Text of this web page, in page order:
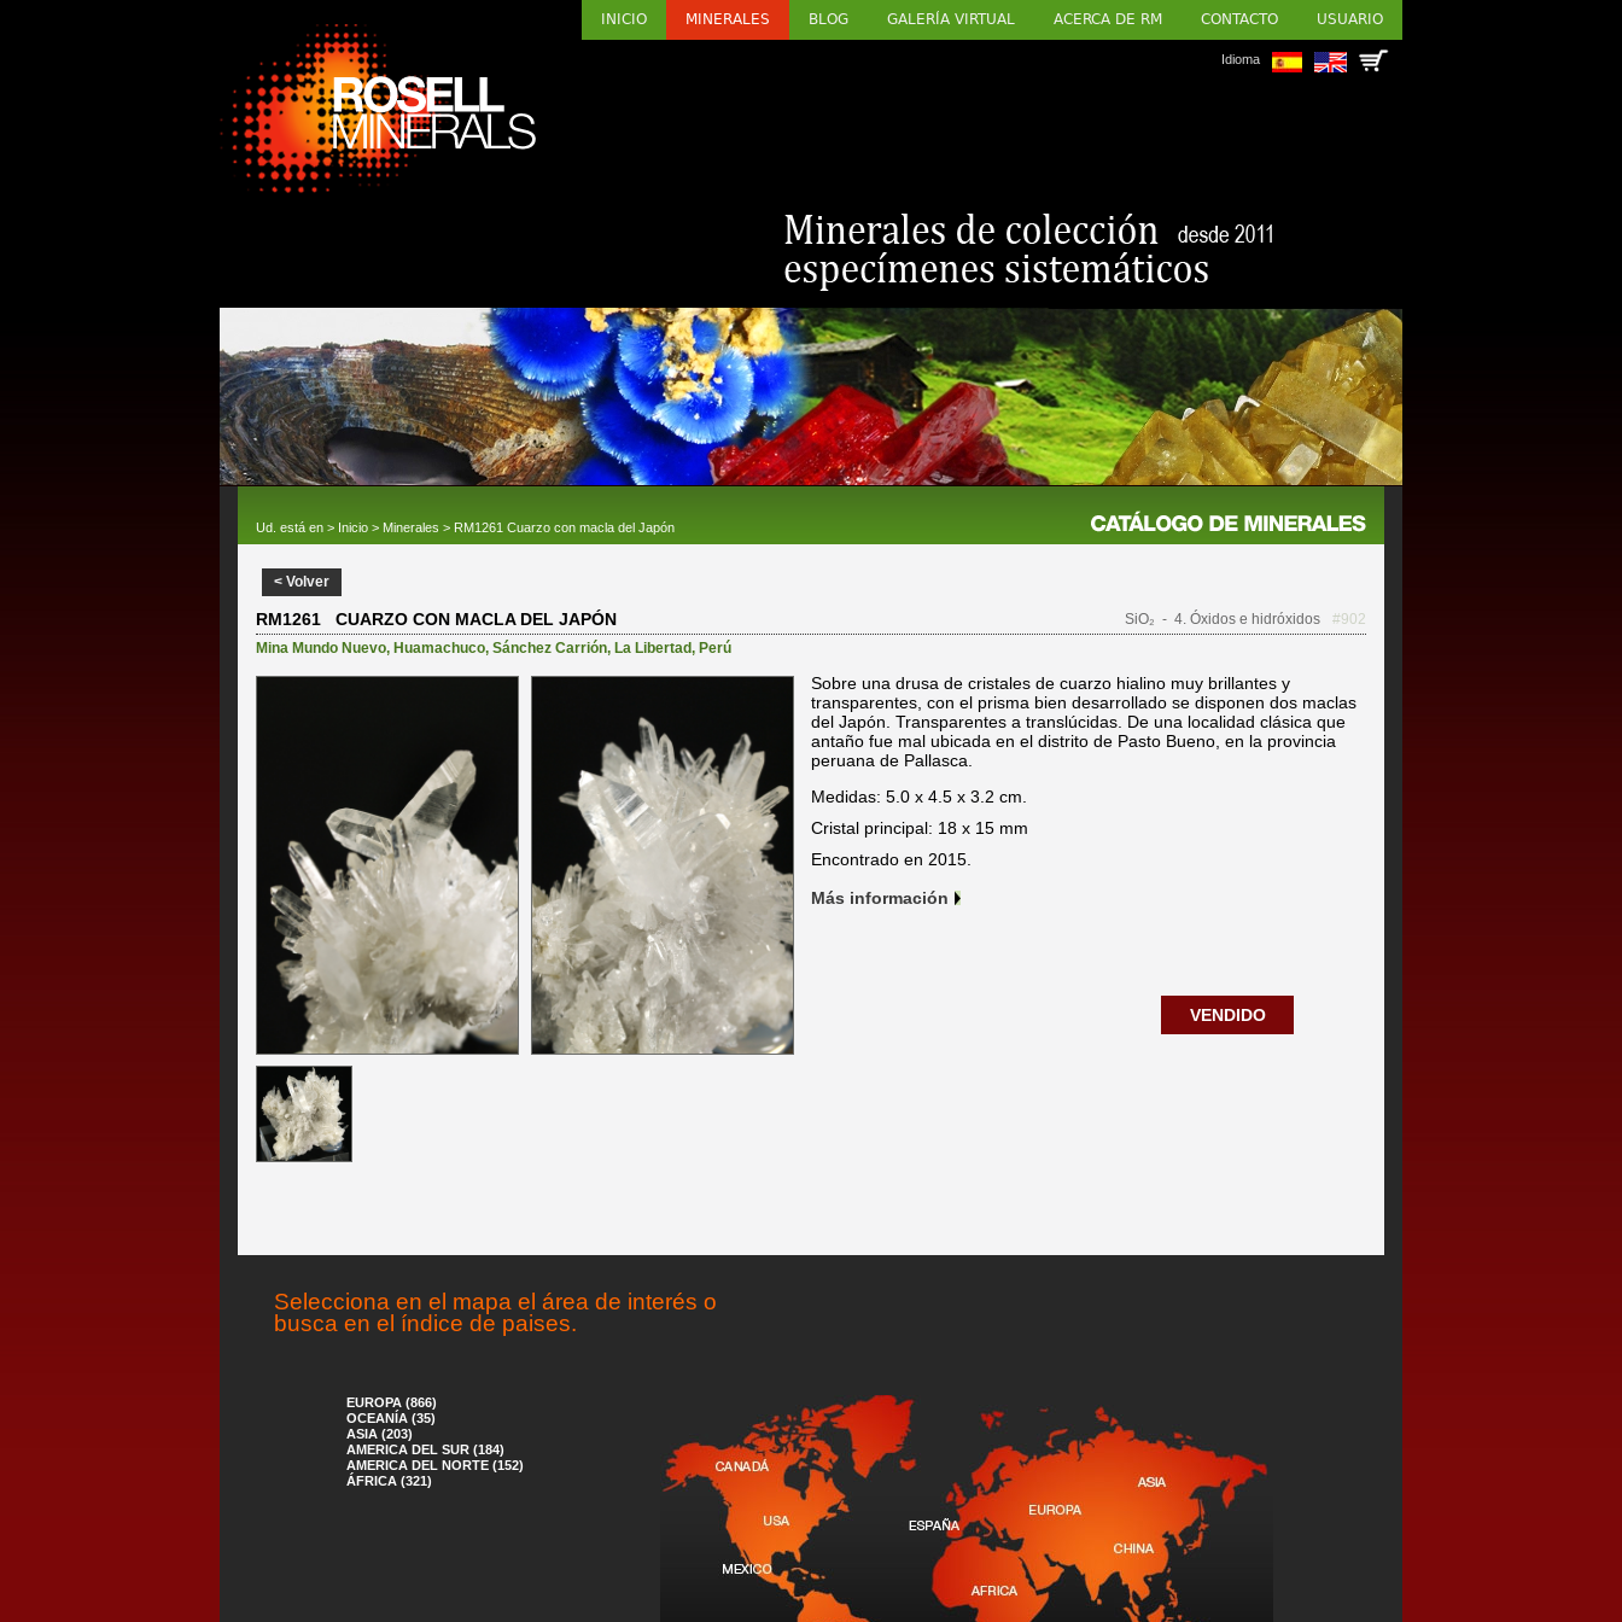
INICIO MINERALES BLOG GALERÍA VIRTUAL ACERCA DE RM CONTACTO USUARIO
Idioma
Ud. está en > Inicio > Minerales > RM1261 Cuarzo con macla del Japón
< Volver
RM1261 CUARZO CON MACLA DEL JAPÓN SiO₂ - 4. Óxidos e hidróxidos
#902
Mina Mundo Nuevo, Huamachuco, Sánchez Carrión, La Libertad, Perú
Sobre una drusa de cristales de cuarzo hialino muy brillantes y
transparentes, con el prisma bien desarrollado se disponen dos maclas
del Japón. Transparentes a translúcidas. De una localidad clásica que
antaño fue mal ubicada en el distrito de Pasto Bueno, en la provincia
peruana de Pallasca.
Medidas: 5.0 x 4.5 x 3.2 cm.
Cristal principal: 18 x 15 mm
Encontrado en 2015.
Más información
VENDIDO
Selecciona en el mapa el área de interés o
busca en el índice de paises.
EUROPA (866)
OCEANÍA (35)
ASIA (203)
AMERICA DEL SUR (184)
AMERICA DEL NORTE (152)
ÁFRICA (321)